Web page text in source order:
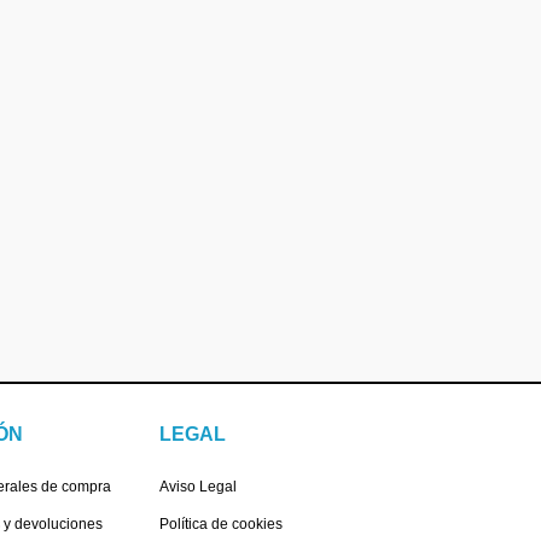
de compra
y devoluciones
LEGAL
Aviso Legal
Política de cookies